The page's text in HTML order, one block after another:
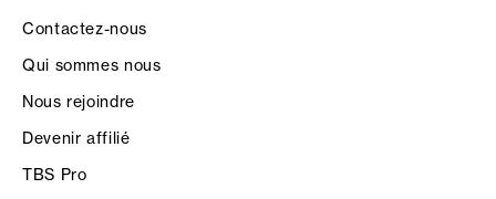
Contactez-nous
Qui sommes nous
Nous rejoindre
Devenir affilié
TBS Pro